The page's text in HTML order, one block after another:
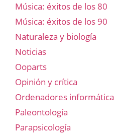
Música: éxitos de los 80
Música: éxitos de los 90
Naturaleza y biología
Noticias
Ooparts
Opinión y crítica
Ordenadores informática
Paleontología
Parapsicología